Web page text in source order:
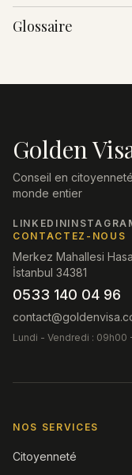
Glossaire
Golden
Conseil en
monde entier
LINKEDIN
CONTACTEZ-NOUS
Merkez Mahallesi
İstanbul 34381
0533 140 04 96
Lundi - Vendredi : 09h00
NOS SERVICES
Citoyenneté